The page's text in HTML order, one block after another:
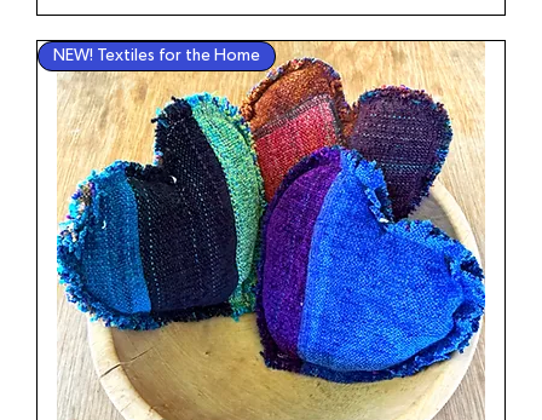
NEW! Textiles for the Home